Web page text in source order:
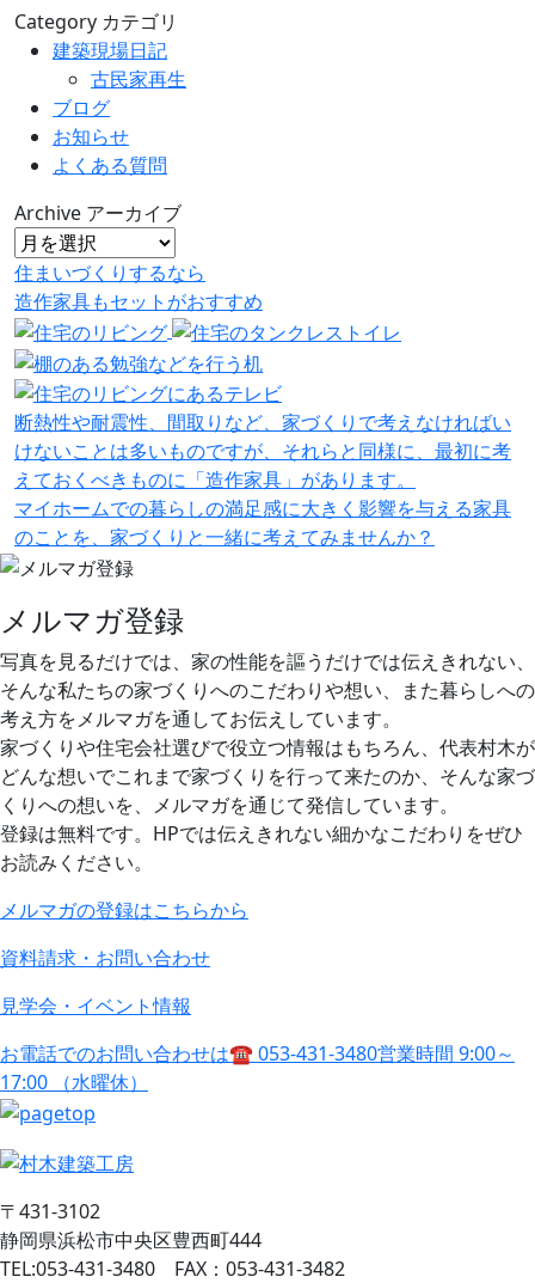
Category カテゴリ
建築現場日記
古民家再生
ブログ
お知らせ
よくある質問
Archive アーカイブ
住まいづくりするなら
造作家具もセット がおすすめ
断熱性や耐震性、間取りなど、家づくりで考えなければい
けないことは多いものですが、それらと同様に、最初に考
えておくべきものに「造作家具」があります。
マイホームでの暮らしの満足感に大きく影響を与える家具
のことを、家づくりと一緒に考えてみませんか？
メルマガ登録
写真を見るだけでは、家の性能を謳うだけでは伝えきれない、
そんな私たちの家づくりへのこだわりや想い、また暮らしへの
考え方をメルマガを通してお伝えしています。
家づくりや住宅会社選びで役立つ情報はもちろん、代表村木が
どんな想いでこれまで家づくりを行って来たのか、そんな家づ
くりへの想いを、メルマガを通じて発信しています。
登録は無料です。HPでは伝えきれない細かなこだわりをぜひ
お読みください。
メルマガの登録はこちらから
資料請求・お問い合わせ
見学会・イベント情報
お電話でのお問い合わせは☎ 053-431-3480営業時間 9:00～
17:00 （水曜休）
〒431-3102
静岡県浜松市中央区豊西町444
TEL:053-431-3480 FAX：053-431-3482